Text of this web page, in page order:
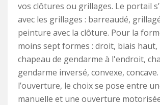
vos clôtures ou grillages. Le portail
avec les grillages : barreaudé,
peinture avec la clôture. Pour la
moins sept formes : droit, biais haut,
chapeau de gendarme à l'endroit,
gendarme inversé, convexe,
l’ouverture, le choix se pose entre
manuelle et une ouverture